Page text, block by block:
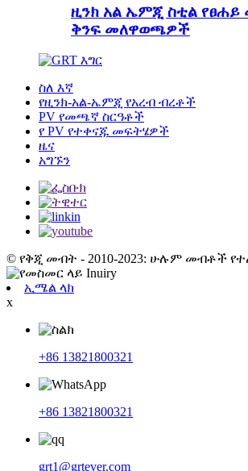
ዚንክ አል ኤምጂ ስቲል
ቅንፍ መለዋወጫዎች
ስለ እኛ
የዚንክ-አል-ኤምጂ የአረብ ብረቶች
PV የመጫኛ ስርዓቶች
የ PV የተቀናጁ መፍትሄዎች
ዜና
አግኙን
© የቅጂ መብት - 2010-2023: ሁሉም መብቶች
ኢሜል ላክ
x
+86 13821800321
+86 13821800321
grt1@grtever.com